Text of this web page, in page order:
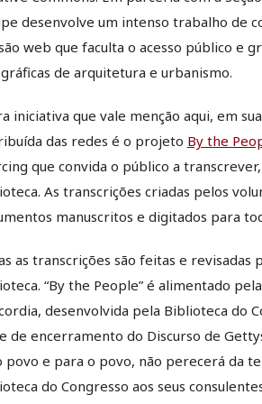
desenvolve um intenso trabalho de
web que faculta o acesso público e
de arquitetura e urbanismo.
iniciativa que vale menção aqui, em
das redes é o projeto By the
que convida o público a
As transcrições criadas pelos
manuscritos e digitados para
as transcrições são feitas e
“By the People” é alimentado
desenvolvida pela Biblioteca do
de encerramento do Discurso de
povo e para o povo, não perecerá da
do Congresso aos seus